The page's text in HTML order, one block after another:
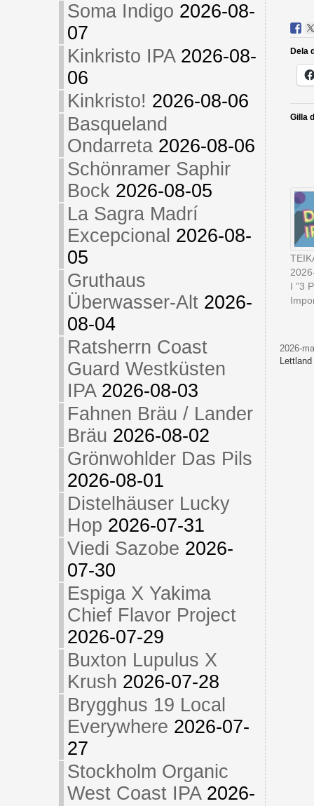
Soma Indigo 2026-08-
07
Kinkristo IPA 2026-08-
06
Kinkristo! 2026-08-06
Basqueland
Ondarreta 2026-08-06
Schönramer Saphir
Bock 2026-08-05
La Sagra Madrí
Excepcional 2026-08-
05
Gruthaus
Überwasser-Alt 2026-
08-04
Ratsherrn Coast
Guard Westküsten
IPA 2026-08-03
Fahnen Bräu / Lander
Bräu 2026-08-02
Grönwohlder Das Pils
2026-08-01
Distelhäuser Lucky
Hop 2026-07-31
Viedi Sazobe 2026-
07-30
Espiga X Yakima
Chief Flavor Project
2026-07-29
Buxton Lupulus X
Krush 2026-07-28
Brygghus 19 Local
Everywhere 2026-07-
27
Stockholm Organic
West Coast IPA 2026-
Dela
Gilla
I ”3
2026-
Lettland